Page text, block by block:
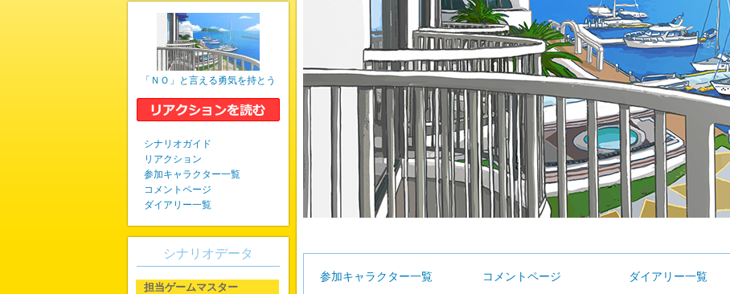
参加キャラクター一覧 コメントページ ダイアリー一覧
「ＮＯ」と言える勇気を持とう
シナリオガイド
リアクション
参加キャラクター一覧
コメントページ
ダイアリー一覧
シナリオデータ
担当ゲームマスター